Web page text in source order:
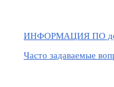
ИНФОРМАЦИЯ ПО
Часто задаваемые